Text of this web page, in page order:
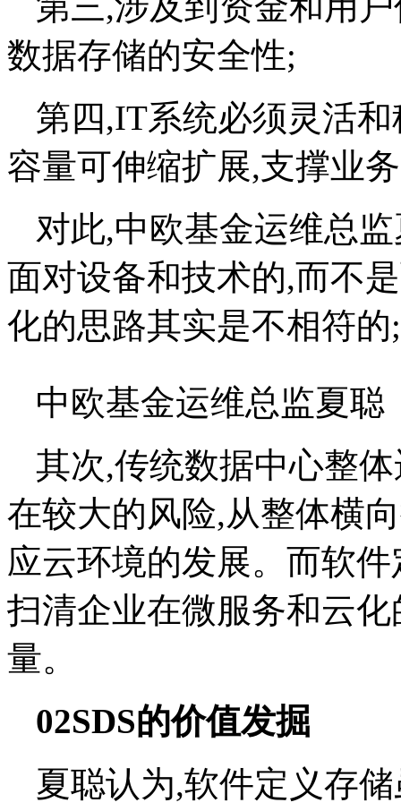
数据存储的安全性;
第四,IT系统必须灵活
容量可伸缩扩展,支撑业
对此,中欧基金运维总
面对设备和技术的,而不
化的思路其实是不相符的;
中欧基金运维总监夏聪
其次,传统数据中心整
在较大的风险,从整体横
应云环境的发展。而软
扫清企业在微服务和云
量。
02SDS的价值发掘
夏聪认为,软件定义存